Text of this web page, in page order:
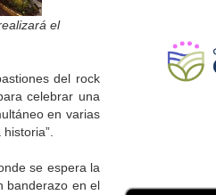
el
del rock
celebrar una
en varias
se espera la
banderazo en el